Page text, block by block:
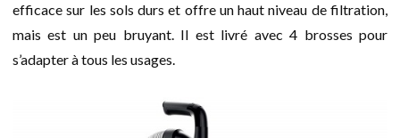
efficace sur les sols durs et offre un haut niveau de filtration,
mais est un peu bruyant. Il est livré avec 4 brosses pour
s’adapter à tous les usages.